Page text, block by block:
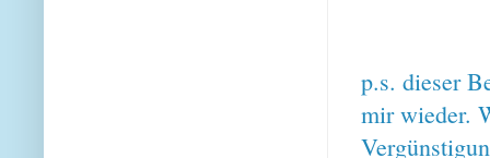
p.s. dieser
mir wieder.